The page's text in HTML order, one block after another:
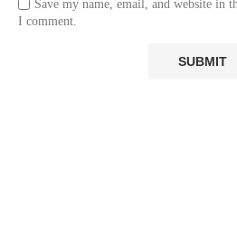
Save my name, email, and website in
I comment.